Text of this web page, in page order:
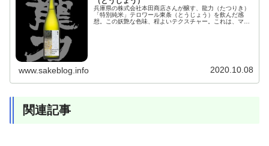
兵庫県の株式会社本田商店さんが醸す、龍力（たつりき）
「特別純米」テロワール東条（とうじょう）を飲んだ感
想。この妖艶な色味、程よいテクスチャー。これは、マク
www.sakeblog.info 2020.10.08
関連記事